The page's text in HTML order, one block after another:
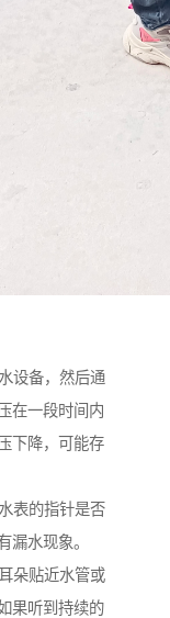
设备，然后通
在一段时间内
下降，可能存
表的指针是否
漏水现象。
朵贴近水管或
果听到持续的